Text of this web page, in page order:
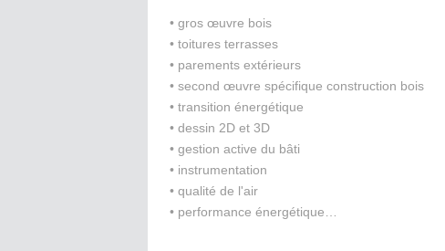
• gros œuvre bois
• toitures terrasses
• parements extérieurs
• second œuvre spécifique construction bois
• transition énergétique
• dessin 2D et 3D
• gestion active du bâti
• instrumentation
• qualité de l'air
• performance énergétique…